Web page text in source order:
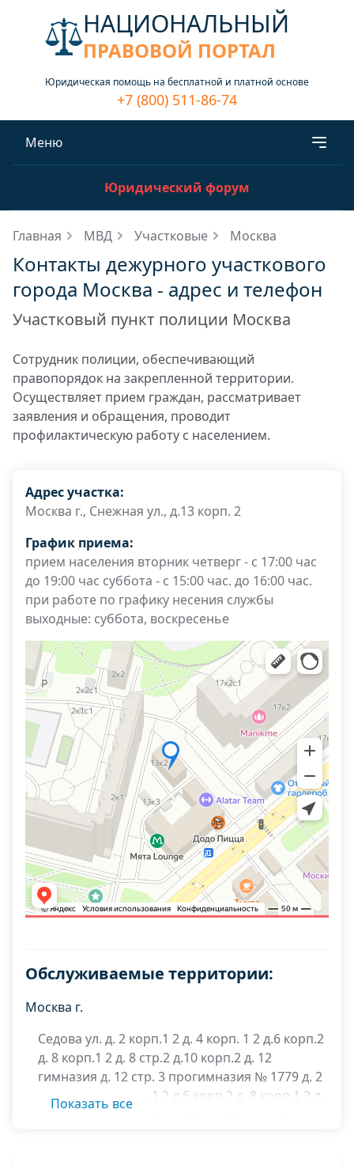
НАЦИОНАЛЬНЫЙ
ПРАВОВОЙ ПОРТАЛ
Юридическая помощь на бесплатной и платной основе
+7 (800) 511-86-74
Меню
Юридический форум
Главная МВД Участковые Москва
Контакты дежурного участкового
города Москва - адрес и телефон
Участковый пункт полиции Москва
Сотрудник полиции, обеспечивающий
правопорядок на закрепленной территории.
Осуществляет прием граждан, рассматривает
заявления и обращения, проводит
профилактическую работу с населением.
Адрес участка:
Москва г., Снежная ул., д.13 корп. 2
График приема:
прием населения вторник четверг - с 17:00 час
до 19:00 час суббота - с 15:00 час. до 16:00 час.
при работе по графику несения службы
выходные: суббота, воскресенье
Обслуживаемые территории:
Москва г.
Седова ул. д. 2 корп.1 2 д. 4 корп. 1 2 д.6 корп.2
д. 8 корп.1 2 д. 8 стр.2 д.10 корп.2 д. 12
гимназия д. 12 стр. 3 прогимназия № 1779 д. 2
корп.1 2 д. 4 корп. 1 2 д.6 корп.2 д. 8 корп.1 2 д.
Показать все